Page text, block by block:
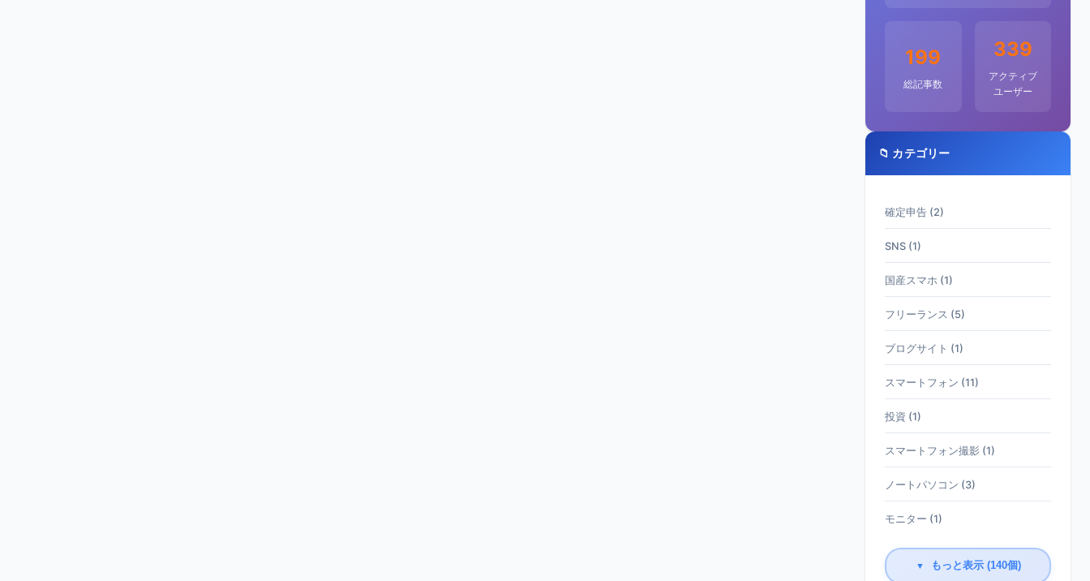
199
総記事数
339
アクティブ
ユーザー
📁 カテゴリー
確定申告 (2)
SNS (1)
国産スマホ (1)
フリーランス (5)
ブログサイト (1)
スマートフォン (11)
投資 (1)
スマートフォン撮影 (1)
ノートパソコン (3)
モニター (1)
▼ もっと表示 (140個)